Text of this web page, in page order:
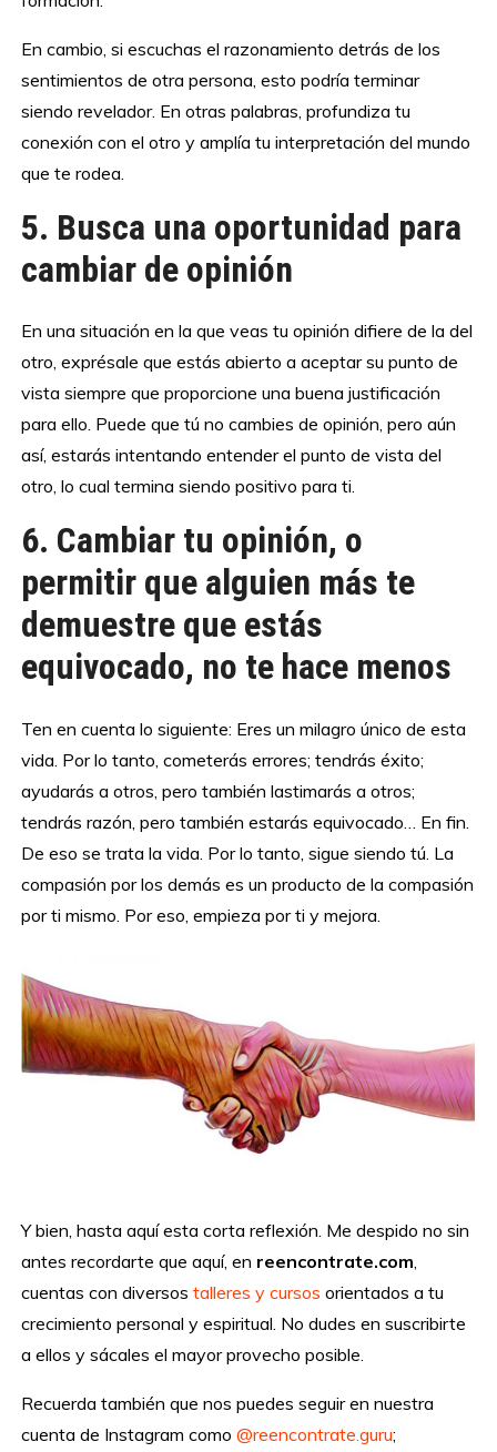
En cambio, si escuchas el razonamiento detrás de los
sentimientos de otra persona, esto podría terminar
siendo revelador. En otras palabras, profundiza tu
conexión con el otro y amplía tu interpretación del mundo
que te rodea.
5. Busca una oportunidad para
cambiar de opinión
En una situación en la que veas tu opinión difiere de la del
otro, exprésale que estás abierto a aceptar su punto de
vista siempre que proporcione una buena justificación
para ello. Puede que tú no cambies de opinión, pero aún
así, estarás intentando entender el punto de vista del
otro, lo cual termina siendo positivo para ti.
6. Cambiar tu opinión, o
permitir que alguien más te
demuestre que estás
equivocado, no te hace menos
Ten en cuenta lo siguiente: Eres un milagro único de esta
vida. Por lo tanto, cometerás errores; tendrás éxito;
ayudarás a otros, pero también lastimarás a otros;
tendrás razón, pero también estarás equivocado… En fin.
De eso se trata la vida. Por lo tanto, sigue siendo tú. La
compasión por los demás es un producto de la compasión
por ti mismo. Por eso, empieza por ti y mejora.
Y bien, hasta aquí esta corta reflexión. Me despido no sin
antes recordarte que aquí, en reencontrate.com,
cuentas con diversostalleres y cursos orientados a tu
crecimiento personal y espiritual. No dudes en suscribirte
a ellos y sácales el mayor provecho posible.
Recuerda también que nos puedes seguir en nuestra
cuenta de Instagram como@reencontrate.guru;